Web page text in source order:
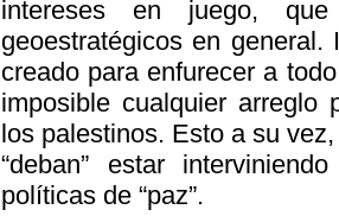
intereses en juego,
geoestratégicos en general.
creado para enfurecer a
imposible cualquier arreglo
los palestinos. Esto a su vez,
“deban” estar
políticas de “paz”.